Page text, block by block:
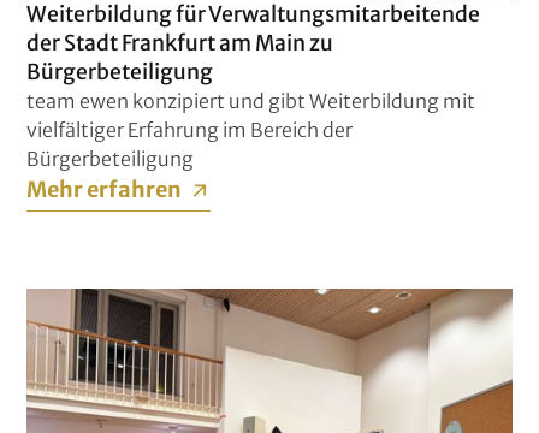
Weiterbildung für Verwaltungsmitarbeitende
der Stadt Frankfurt am Main zu
Bürgerbeteiligung
team ewen konzipiert und gibt Weiterbildung mit
vielfältiger Erfahrung im Bereich der
Bürgerbeteiligung
Mehr erfahren